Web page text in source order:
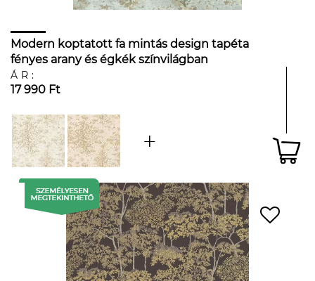
Modern koptatott fa mintás design tapéta
fényes arany és égkék színvilágban
ÁR:
17 990 Ft